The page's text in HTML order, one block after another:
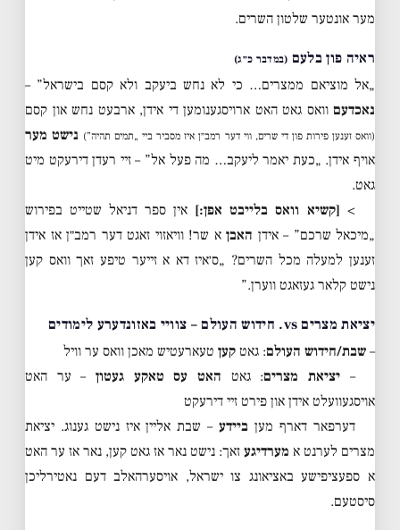
מער אונטער שלטון השרים.
ראיה פון בלעם (במדבר כ״ג)
„אל מוציאם ממצרים… כי לא נחש ביעקב ולא קסם בישראל” –
נאכדעם וואס גאט האט ארויסגענומען די אידן, ארבעט נחש און קסם
(וואס זענען פירות פון די שרים, ווי דער רמב״ן איז מסביר ביי „תמים תהיה”) נישט מער
אויף אידן. „כעת יאמר ליעקב… מה פעל אל” – זיי רעדן דירעקט מיט
גאט.
> [קשיא וואס בלייבט אפן:] אין ספר דניאל שטייט בפירוש
„מיכאל שרכם” – אידן האבן א שר! וויאזוי זאגט דער רמב״ן אז אידן
זענען למעלה מכל השרים? „ס׳איז דא א זייער טיפע זאך וואס קען
נישט קלאר געזאגט ווערן.”
יציאת מצרים vs. חידוש העולם – צוויי באזונדערע לימודים
– שבת/חידוש העולם: גאט קען טעארעטיש מאכן וואס ער וויל
–יציאת מצרים: גאט האט עס טאקע געטון – ער האט
אויסגעוועלט אידן און פירט זיי דירעקט
דערפאר דארף מען ביידע– שבת אליין איז נישט גענוג. יציאת
מצרים לערנט א מערדיגע זאך: נישט נאר אז גאט קען, נאר אז ער האט
א ספעציפישע באציאונג צו ישראל, אויסערהאלב דעם נאטירליכן
סיסטעם.